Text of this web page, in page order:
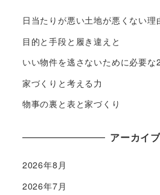
日当たりが悪い土地が悪くない理
目的と手段と履き違えと
いい物件を逃さないために必要な
家づくりと考える力
物事の裏と表と家づくり
アーカイブ
2026年8月
2026年7月